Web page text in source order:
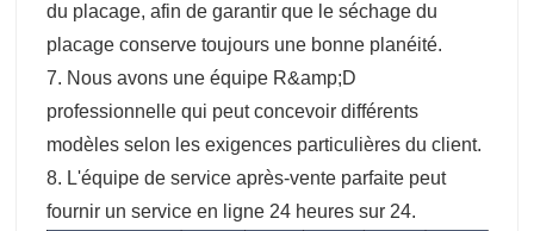
du placage, afin de garantir que le séchage du
placage conserve toujours une bonne planéité.
7. Nous avons une équipe R&amp;D
professionnelle qui peut concevoir différents
modèles selon les exigences particulières du client.
8. L'équipe de service après-vente parfaite peut
fournir un service en ligne 24 heures sur 24.